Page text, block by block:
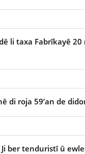
li taxa Fabrîkayê 20
di roja 59’an de
Ji ber tenduristî û